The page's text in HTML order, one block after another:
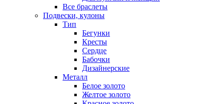
Все браслеты
Подвески, кулоны
Тип
Бегунки
Кресты
Сердце
Бабочки
Дизайнерские
Металл
Белое золото
Желтое золото